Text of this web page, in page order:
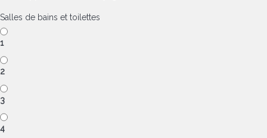
Salles de bains et toilettes
1
2
3
4